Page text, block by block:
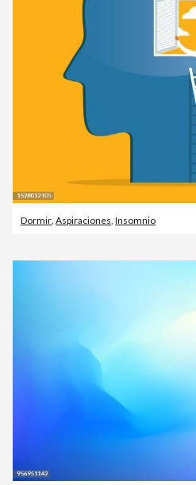
Dormir Aspiraciones Insomnio